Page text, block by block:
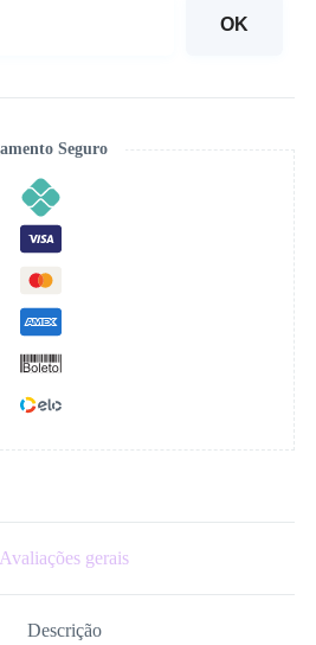
OK
Seguro
Avaliações gerais
Descrição